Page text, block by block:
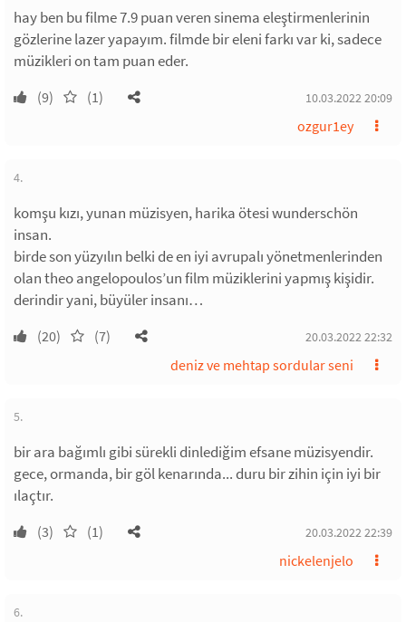
hay ben bu filme 7.9 puan veren sinema eleştirmenlerinin
gözlerine lazer yapayım. filmde bir eleni farkı var ki, sadece
müzikleri on tam puan eder.
(9) (1) 10.03.2022 20:09
ozgur1ey
4.
komşu kızı, yunan müzisyen, harika ötesi wunderschön
insan.
birde son yüzyılın belki de en iyi avrupalı yönetmenlerinden
olan theo angelopoulos’un film müziklerini yapmış kişidir.
derindir yani, büyüler insanı…
(20) (7) 20.03.2022 22:32
deniz ve mehtap sordular seni
5.
bir ara bağımlı gibi sürekli dinlediğim efsane müzisyendir.
gece, ormanda, bir göl kenarında... duru bir zihin için iyi bir
ılaçtır.
(3) (1) 20.03.2022 22:39
nickelenjelo
6.